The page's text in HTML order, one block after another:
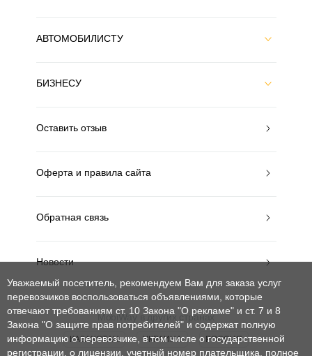
АВТОМОБИЛИСТУ
БИЗНЕСУ
Оставить отзыв
Оферта и правила сайта
Обратная связь
Новости
MobiWay в других странах
КАЗАХСТАН УКРАИНА РОССИЯ
Уважаемый посетитель, рекомендуем Вам для заказа услуг
перевозчиков воспользоваться объявлениями, которые
отвечают требованиям ст. 10 Закона "О рекламе" и ст. 7 и 8
Закона "О защите прав потребителей" и содержат полную
информацию о перевозчике, в том числе о государственной
регистрации, о лицензии, учетный номер плательщика, полное